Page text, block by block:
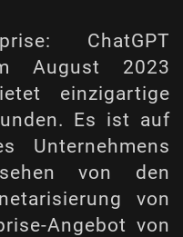
ChatGPT
August 2023
einzigartige
Es ist auf
Unternehmens
von den
von
Angebot von